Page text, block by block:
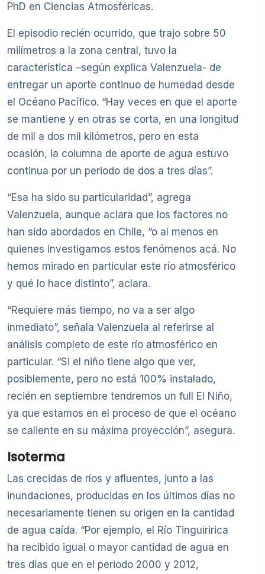
PhD en Ciencias Atmosféricas.
El episodio recién ocurrido, que trajo sobre 50
milímetros a la zona central, tuvo la
característica –según explica Valenzuela- de
entregar un aporte continuo de humedad desde
el Océano Pacífico. “Hay veces en que el aporte
se mantiene y en otras se corta, en una longitud
de mil a dos mil kilómetros, pero en esta
ocasión, la columna de aporte de agua estuvo
continua por un periodo de dos a tres días”.
“Esa ha sido su particularidad”, agrega
Valenzuela, aunque aclara que los factores no
han sido abordados en Chile, “o al menos en
quienes investigamos estos fenómenos acá. No
hemos mirado en particular este río atmosférico
y qué lo hace distinto”, aclara.
“Requiere más tiempo, no va a ser algo
inmediato”, señala Valenzuela al referirse al
análisis completo de este río atmosférico en
particular. “Si el niño tiene algo que ver,
posiblemente, pero no está 100% instalado,
recién en septiembre tendremos un full El Niño,
ya que estamos en el proceso de que el océano
se caliente en su máxima proyección”, asegura.
Isoterma
Las crecidas de ríos y afluentes, junto a las
inundaciones, producidas en los últimos días no
necesariamente tienen su origen en la cantidad
de agua caída. “Por ejemplo, el Río Tinguiririca
ha recibido igual o mayor cantidad de agua en
tres días que en el periodo 2000 y 2012,